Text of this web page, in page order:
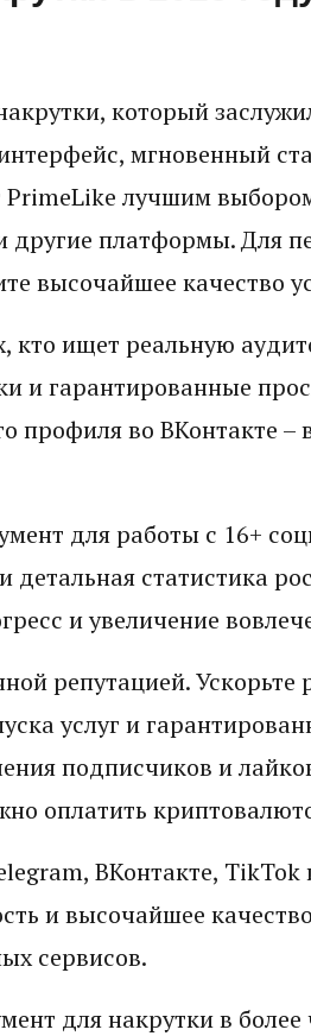
который
мгновенный
PrimeLike лучшим
платформы. Для
высочайшее качество
кто ищет реальную
и гарантированные
профиля во ВКонтакте –
для работы с 16+
статистика
и увеличение
репутацией. Ускорьте
услуг и
подписчиков и
оплатить
ВКонтакте, TikTok
и высочайшее
сервисов.
для накрутки в